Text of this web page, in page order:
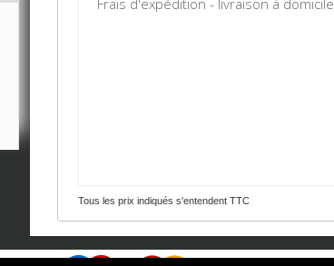
Tous les prix indiqués s'entendent TTC